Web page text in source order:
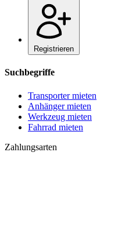
Registrieren
Suchbegriffe
Transporter mieten
Anhänger mieten
Werkzeug mieten
Fahrrad mieten
Zahlungsarten